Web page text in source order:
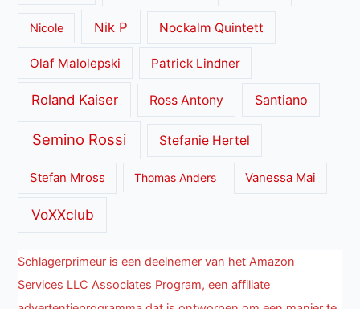
Nicole Nik P Nockalm Quintett
Olaf Malolepski Patrick Lindner
Roland Kaiser Ross Antony Santiano
Semino Rossi Stefanie Hertel
Stefan Mross Thomas Anders Vanessa Mai
VoXXclub
Schlagerprimeur is een deelnemer van het Amazon
Services LLC Associates Program, een affiliate